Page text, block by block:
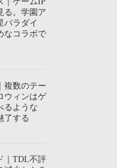
る。学園ア
パラダイ
なコラボで
複数のテー
ウィンはゲ
るような
了する
｜TDL不評